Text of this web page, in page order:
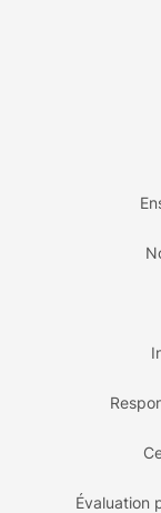
Évaluation